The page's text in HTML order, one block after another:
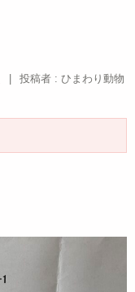
投稿者 : ひまわり動物